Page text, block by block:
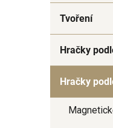
Tvoření
Hračky
Hračky